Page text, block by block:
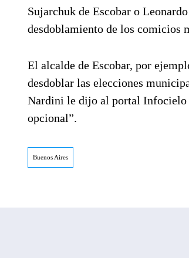
Sujarchuk de Escobar o
desdoblamiento de los comicios
El alcalde de Escobar, por
desdoblar las elecciones
Nardini le dijo al portal Infocielo
opcional”.
Buenos Aires